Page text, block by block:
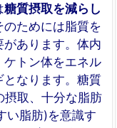
糖質摂取を減らし
ためには脂質を
あります。体内
トン体をエネル
なります。糖質
摂取、十分な脂肪
い脂肪)を意識す